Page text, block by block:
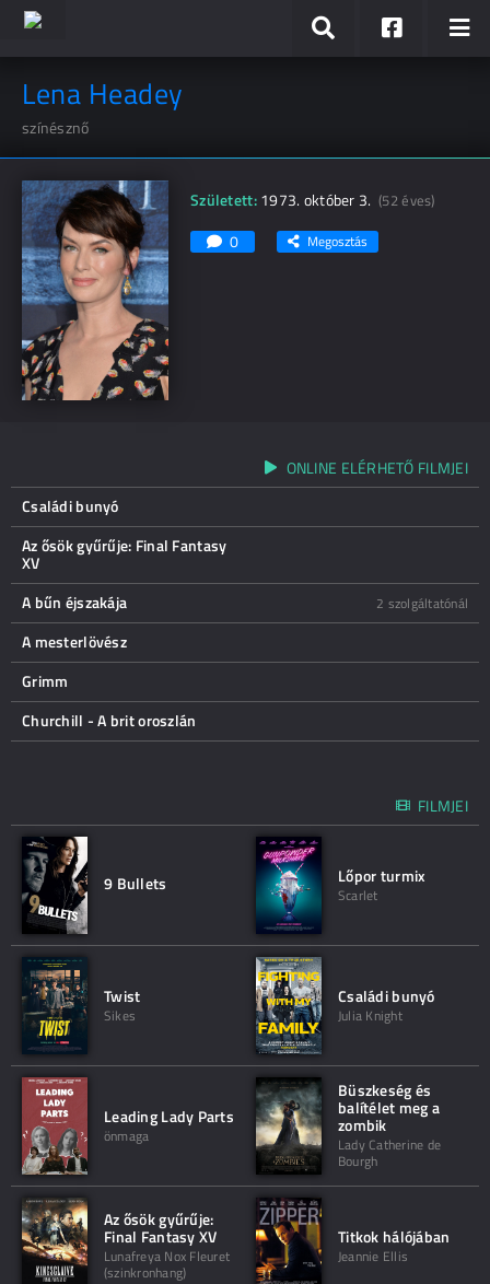
Lena Headey
színésznő
Született:1973. október 3.(52 éves)
0 Megosztás
ONLINE ELÉRHETŐ FILMJEI
Családi bunyó
Az ősök gyűrűje: Final Fantasy
XV
A bűn éjszakája
2 szolgáltatónál
A mesterlövész
Grimm
Churchill - A brit oroszlán
FILMJEI
9 Bullets Lőpor turmix
Scarlet
Twist
Sikes
Családi bunyó
Julia Knight
Leading Lady Parts
önmaga
Büszkeség és
balítélet meg a
zombik
Lady Catherine de
Bourgh
Az ősök gyűrűje:
Final Fantasy XV
Lunafreya Nox Fleuret
(szinkronhang)
Titkok hálójában
Jeannie Ellis